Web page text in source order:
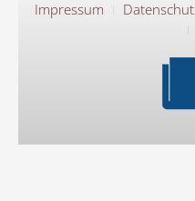
Impressum